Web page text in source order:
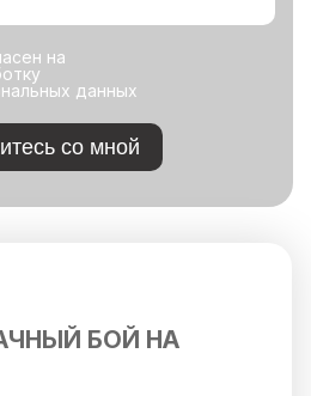
на
данных
со мной
БОЙ НА